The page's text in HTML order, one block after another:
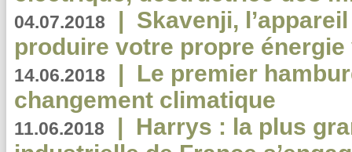
04.07.2018 | Skavenji,
produire votre propre
14.06.2018 | Le premier
changement climatique
11.06.2018 | Harrys : la plus